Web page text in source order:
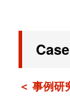
＜ 事例研